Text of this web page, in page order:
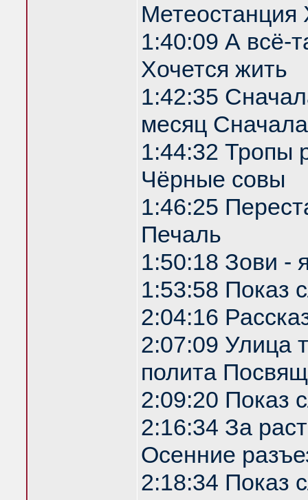
Метеостанция
1:40:09 А всё-
Хочется жить
1:42:35
месяц
1:44:32 Тропы
Чёрные совы
1:46:25
Печаль
1:50:18 Зови -
1:53:58 Показ
2:04:16
2:07:09 Улица
полита
2:09:20 Показ
2:16:34 За
Осенние
2:18:34 Показ